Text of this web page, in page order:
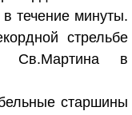
течение минуты.
стрельбе
Св.Мартина в
старшины